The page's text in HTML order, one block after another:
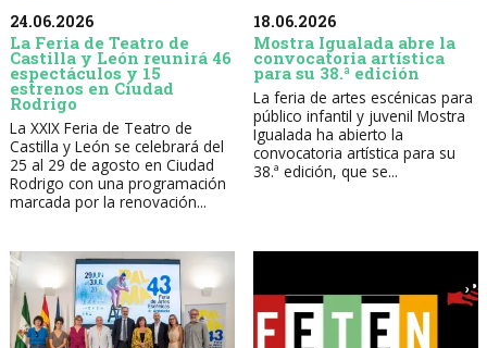
24.06.2026
La Feria de Teatro de
Castilla y León reunirá 46
espectáculos y 15
estrenos en Ciudad
Rodrigo
La XXIX Feria de Teatro de
Castilla y León se celebrará del
25 al 29 de agosto en Ciudad
Rodrigo con una programación
marcada por la renovación...
18.06.2026
Mostra Igualada abre la
convocatoria artística
para su 38.ª edición
La feria de artes escénicas para
público infantil y juvenil Mostra
Igualada ha abierto la
convocatoria artística para su
38.ª edición, que se...